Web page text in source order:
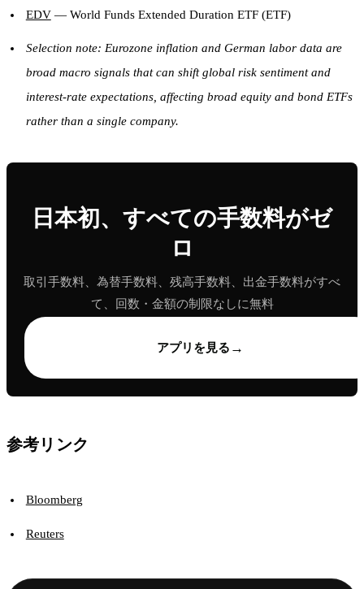
EDV— World Funds Extended Duration ETF (ETF)
Selection note: Eurozone inflation and German labor data are
broad macro signals that can shift global risk sentiment and
interest-rate expectations, affecting broad equity and bond ETFs
rather than a single company.
日本初、すべての手数料がゼ
ロ
取引手数料、為替手数料、残高手数料、出金手数料がすべ
て、回数・金額の制限なしに無料
アプリを見る →
参考リンク
Bloomberg
Reuters